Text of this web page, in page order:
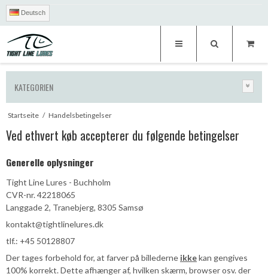
Deutsch
KATEGORIEN
Startseite / Handelsbetingelser
Ved ethvert køb accepterer du følgende betingelser
Generelle oplysninger
Tight Line Lures - Buchholm
CVR-nr. 42218065
Langgade 2, Tranebjerg, 8305 Samsø
kontakt@tightlinelures.dk
tlf.: +45 50128807
Der tages forbehold for, at farver på billederne ikkekan gengives
100% korrekt. Dette afhænger af, hvilken skærm, browser osv. der